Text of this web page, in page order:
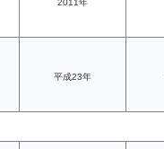
2011年
平成23年